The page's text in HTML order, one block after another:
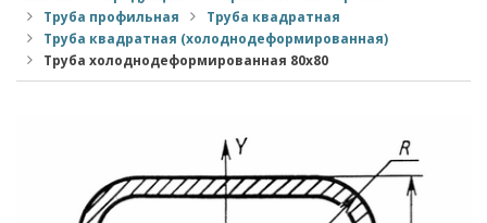
Труба профильная
Труба квадратная
Труба квадратная (холоднодеформированная)
Труба холоднодеформированная 80x80